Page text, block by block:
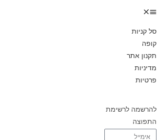
סל קניות
קופה
תקנון אתר
מדיניות
פרטיות
להרשמה לרשימת
התפוצה